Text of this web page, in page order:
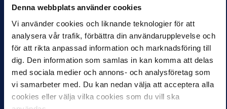
Denna webbplats använder cookies
Vi använder cookies och liknande teknologier för att
analysera vår trafik, förbättra din användarupplevelse och
för att rikta anpassad information och marknadsföring till
dig. Den information som samlas in kan komma att delas
med sociala medier och annons- och analysföretag som
vi samarbeter med. Du kan nedan välja att acceptera alla
cookies eller välja vilka cookies som du vill ska
Svensk Elitfotboll
deltog i
riksdagsseminarium
om spelmarknaden
12 APR 2024 08:51
Svensk Elitfotboll deltog
under gårdagen på ett
riksdagsseminarium om
spelmarknaden
tillsammans med
SUPPORTER
bättre än
rekordåret 2023
10 APR 2024 08:31
Inledningen av
Allsvenskan och
Superettan har bjudit på
såväl sportslig dramatik